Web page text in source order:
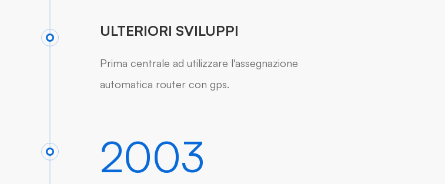
ULTERIORI SVILUPPI
Prima centrale ad utilizzare l'assegnazione
automatica router con gps.
2003